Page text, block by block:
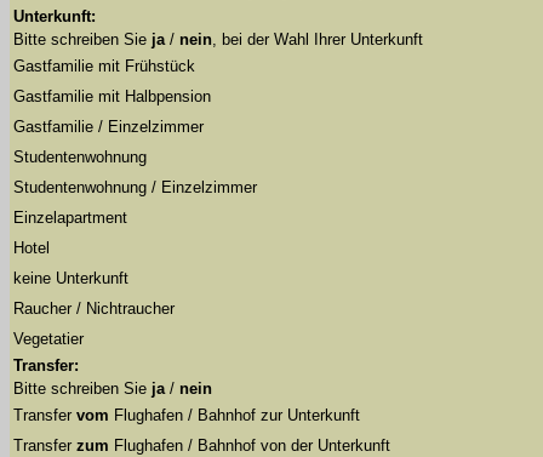
Unterkunft:
Bitte schreiben Sie ja/ nein, bei der Wahl Ihrer Unterkunft
Gastfamilie mit Frühstück
Gastfamilie mit Halbpension
Gastfamilie / Einzelzimmer
Studentenwohnung
Studentenwohnung / Einzelzimmer
Einzelapartment
Hotel
keine Unterkunft
Raucher / Nichtraucher
Vegetatier
Transfer:
Bitte schreiben Sie ja/ nein
Transfer vom Flughafen / Bahnhof zur Unterkunft
Transfer zum Flughafen / Bahnhof von der Unterkunft